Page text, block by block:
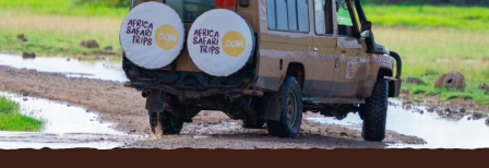
Footer